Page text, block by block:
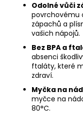
Odolné vůči
povrchovému
zápachů a
vašich nápojů.
Bez BPA a
absenci
ftaláty, které
zdraví.
Myčka na
myčce na
80°C.